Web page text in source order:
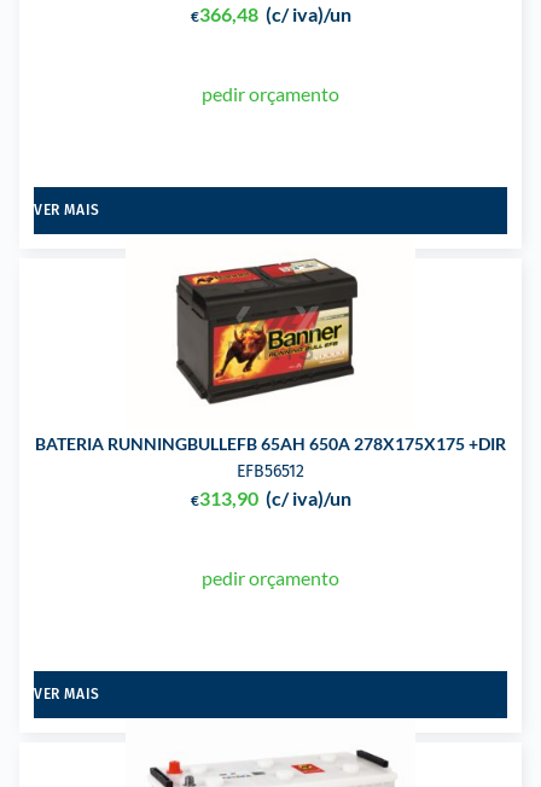
€366,48 (c/ iva)/un
pedir orçamento
VER MAIS
BATERIA RUNNINGBULLEFB 65AH 650A 278X175X175 +DIR
EFB56512
€313,90 (c/ iva)/un
pedir orçamento
VER MAIS